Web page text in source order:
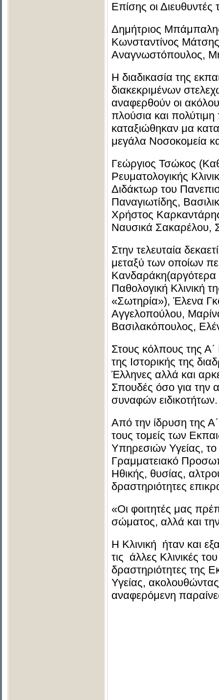
Επίσης οι
Δημήτριος
Κωνσταντίνος
Αναγνωστόπουλος,
Η διαδικασία της
διακεκριμένων
αναφερθούν οι
πλούσια και
καταξιώθηκαν μα
μεγάλα Νοσοκομεία
Γεώργιος Τσώκος
Ρευματολογικής
Διδάκτωρ του
Παναγιωτίδης,
Χρήστος
Ναυσικά Σακαρέλου,
Στην τελευταία
μεταξύ των οποίων
Κανδαράκη(αργότερα
Παθολογική Κλινική
«Σωτηρία»), Έλενα
Αγγελοπούλου,
Βασιλακόπουλος,
Στους κόλπους της Α΄
της Ιστορικής της
Έλληνες αλλά και
Σπουδές όσο για την
συναφών ειδικοτήτων.
Από την ίδρυση της
τους τομείς των
Υπηρεσιών Υγείας, το
Γραμματειακό
Ηθικής, θυσίας,
δραστηριότητες
«Οι φοιτητές μας
σώματος, αλλά και
Η Κλινική ήταν και
τις άλλες Κλινικές
δραστηριότητες της
Υγείας,
αναφερόμενη